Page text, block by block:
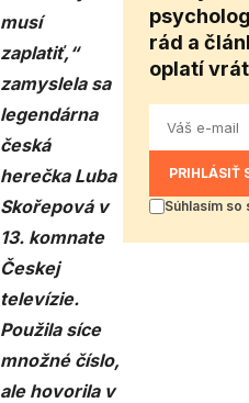
musí
zaplatiť,“
zamyslela sa
legendárna
česká
herečka Luba
Skořepová v
13. komnate
Českej
televízie.
Použila síce
množné číslo,
ale hovorila v
rád a
oplatí
PRIHLÁSIŤ
Súhlasím so